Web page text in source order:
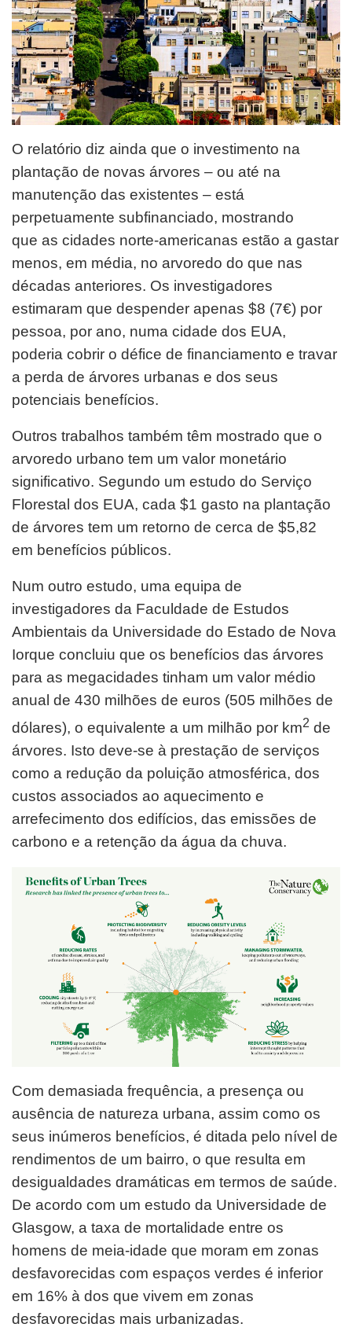
O relatório diz ainda que o investimento na
plantação de novas árvores – ou até na
manutenção das existentes – está
perpetuamente subfinanciado, mostrando
que as cidades norte-americanas estão a gastar
menos, em média, no arvoredo do que nas
décadas anteriores. Os investigadores
estimaram que despender apenas $8 (7€) por
pessoa, por ano, numa cidade dos EUA,
poderia cobrir o défice de financiamento e travar
a perda de árvores urbanas e dos seus
potenciais benefícios.
Outros trabalhos também têm mostrado que o
arvoredo urbano tem um valor monetário
significativo. Segundo um estudo do Serviço
Florestal dos EUA, cada $1 gasto na plantação
de árvores tem um retorno de cerca de $5,82
em benefícios públicos.
Num outro estudo, uma equipa de
investigadores da Faculdade de Estudos
Ambientais da Universidade do Estado de Nova
Iorque concluiu que os benefícios das árvores
para as megacidades tinham um valor médio
anual de 430 milhões de euros (505 milhões de
dólares), o equivalente a um milhão por km2 de
árvores. Isto deve-se à prestação de serviços
como a redução da poluição atmosférica, dos
custos associados ao aquecimento e
arrefecimento dos edifícios, das emissões de
carbono e a retenção da água da chuva.
Com demasiada frequência, a presença ou
ausência de natureza urbana, assim como os
seus inúmeros benefícios, é ditada pelo nível de
rendimentos de um bairro, o que resulta em
desigualdades dramáticas em termos de saúde.
De acordo com um estudo da Universidade de
Glasgow, a taxa de mortalidade entre os
homens de meia-idade que moram em zonas
desfavorecidas com espaços verdes é inferior
em 16% à dos que vivem em zonas
desfavorecidas mais urbanizadas.